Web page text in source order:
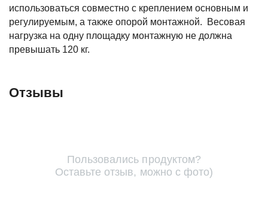
использоваться совместно с креплением основным и
регулируемым, а также опорой монтажной. Весовая
нагрузка на одну площадку монтажную не должна
превышать 120 кг.
Отзывы
Пользовались продуктом?
Оставьте отзыв, можно с фото)